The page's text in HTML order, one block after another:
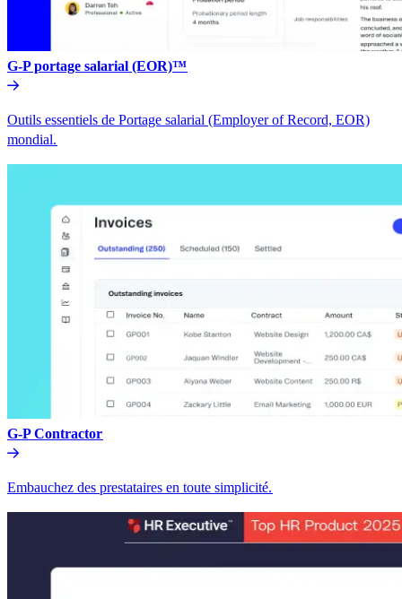
G-P portage salarial (EOR)™​​
Outils essentiels de Portage salarial (Employer of Record, EOR)
mondial.​​
G-P Contractor​​
Embauchez des prestataires en toute simplicité.​​